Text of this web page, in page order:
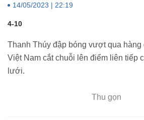
14/05/2023 | 22:19
4-10
Thanh Thúy đập bóng vượt qua
Việt Nam cắt chuỗi lên điểm liên tiếp
lưới.
Thu gọn